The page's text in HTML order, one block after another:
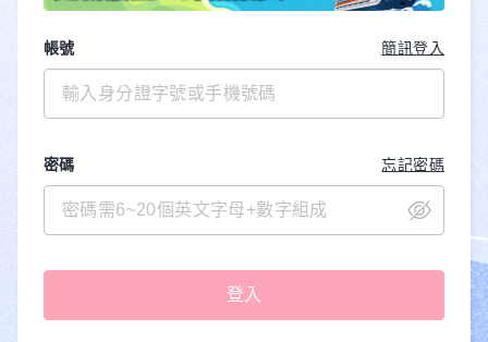
帳號 簡訊登入
密碼 忘記密碼